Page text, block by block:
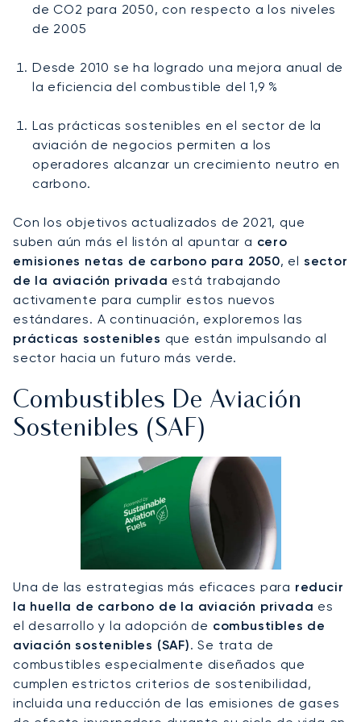
de CO2 para 2050, con respecto a los niveles
de 2005
Desde 2010 se ha logrado una mejora anual de
la eficiencia del combustible del 1,9 %
Las prácticas sostenibles en el sector de la
aviación de negocios permiten a los
operadores alcanzar un crecimiento neutro en
carbono.
Con los objetivos actualizados de 2021, que
suben aún más el listón al apuntar a cero
emisiones netas de carbono para 2050, el sector
de la aviación privada está trabajando
activamente para cumplir estos nuevos
estándares. A continuación, exploremos las
prácticas sostenibles que están impulsando al
sector hacia un futuro más verde.
Combustibles De Aviación
Sostenibles (SAF)
Una de las estrategias más eficaces para reducir
la huella de carbono de la aviación privada es
el desarrollo y la adopción de combustibles de
aviación sostenibles (SAF). Se trata de
combustibles especialmente diseñados que
cumplen estrictos criterios de sostenibilidad,
incluida una reducción de las emisiones de gases